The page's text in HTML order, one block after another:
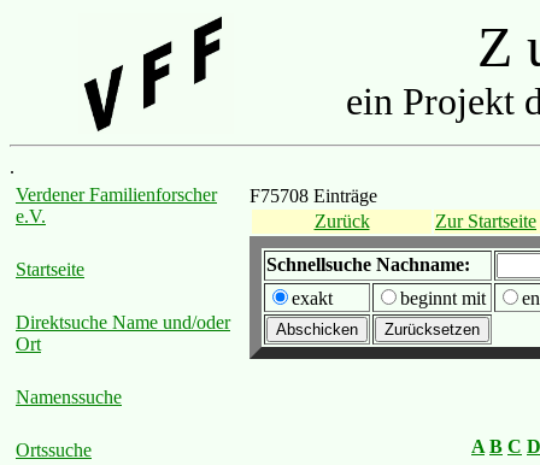
Z
ein Projekt
.
Verdener Familienforscher
e.V.
Startseite
Direktsuche Name und/oder
Ort
Namenssuche
Ortssuche
F75708 Einträge
Zurück
Zur Startseite
Schnellsuche Nachname:
exakt
beginnt mit
A B C D